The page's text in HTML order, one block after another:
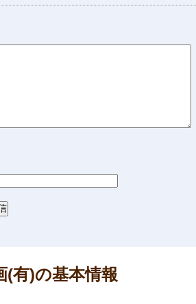
(有)の基本情報